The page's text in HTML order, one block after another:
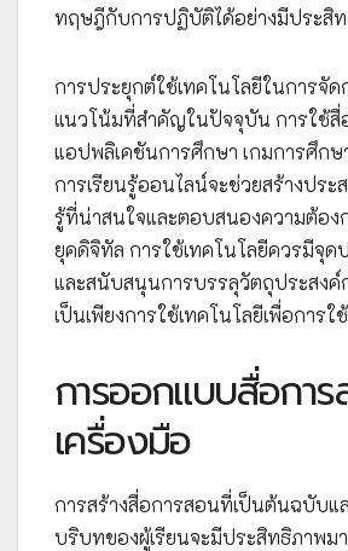
ทฤษฎีกับการปฏิบัติได้อย่างมีประสิ
การประยุกต์ใช้เทคโนโลยีในการจัด
แนวโน้มที่สำคัญในปัจจุบัน การใช้สื่
แอปพลิเคชันการศึกษา เกมการศึก
การเรียนรู้ออนไลน์จะช่วยสร้างประ
รู้ที่น่าสนใจและตอบสนองความต้อง
ยุคดิจิทัล การใช้เทคโนโลยีควรมีจุด
และสนับสนุนการบรรลุวัตถุประสงค์
เป็นเพียงการใช้เทคโนโลยีเพื่อการใ
การออกแบบสื่อการ
เครื่องมือ
การสร้างสื่อการสอนที่เป็นต้นฉบับแ
บริบทของผู้เรียนจะมีประสิทธิภาพม